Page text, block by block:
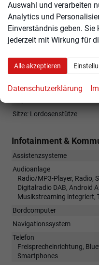
Innen
Ambiente-Beleuchtung
Armlehnen
Lenkrad
in Leder, mit
Isofix
Sitze: Lordosenstütze
Infotainment &
Assistenzsysteme
Audioanlage
Radio/MP3-Player, Radio,
Digitalradio DAB, Android
Musikstreaming integriert,
Bordcomputer
Navigationssystem
Telefon
Freisprecheinrichtung,
Smartphones
Auswahl und verarbeiten
Analytics und
Einverständnis geben.
jederzeit mit Wirkung für
Alle akzeptieren
Datenschutzerklärung